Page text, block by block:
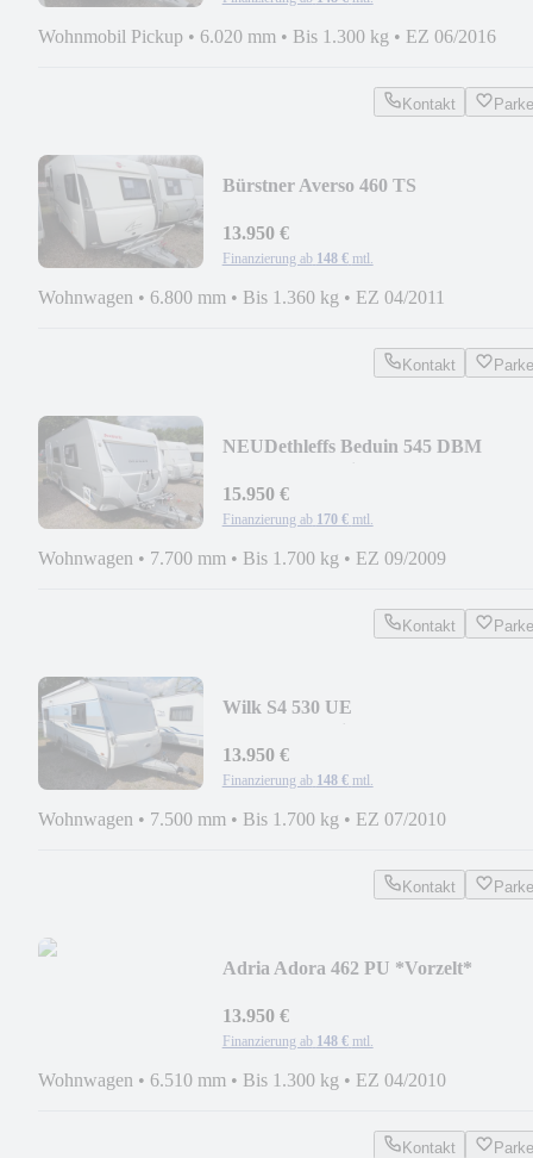
Wohnmobil Pickup • 6.020 mm • Bis 1.300 kg • EZ 06/2016
Kontakt
Bürstner Averso 460 TS
13.950 €
Finanzierung ab 148 € mtl.
Wohnwagen • 6.800 mm • Bis 1.360 kg • EZ 04/2011
Kontakt
NEUDethleffs Beduin 545 DBM
15.950 €
Finanzierung ab 170 € mtl.
Wohnwagen • 7.700 mm • Bis 1.700 kg • EZ 09/2009
Kontakt
Wilk S4 530 UE
13.950 €
Finanzierung ab 148 € mtl.
Wohnwagen • 7.500 mm • Bis 1.700 kg • EZ 07/2010
Kontakt
Adria Adora 462 PU *Vorzelt*
13.950 €
Finanzierung ab 148 € mtl.
Wohnwagen • 6.510 mm • Bis 1.300 kg • EZ 04/2010
Kontakt